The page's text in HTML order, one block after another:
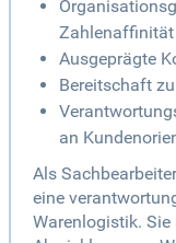
Zahlenaffinität
Ausgeprägte
Bereitschaft
an
Als
eine
Warenlogistik.